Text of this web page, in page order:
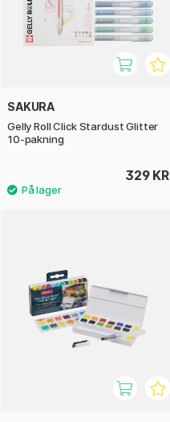
SAKURA
Gelly Roll Click Stardust Glitter
10-pakning
329 KR